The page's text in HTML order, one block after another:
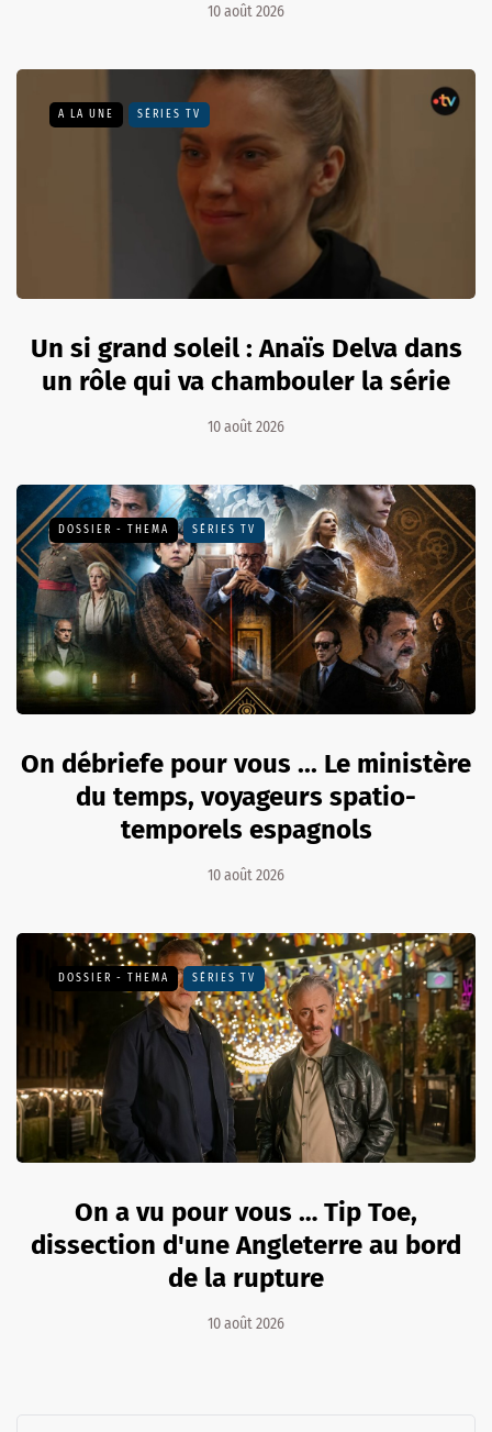
10 août 2026
A LA UNE SÉRIES TV
Un si grand soleil : Anaïs Delva dans
un rôle qui va chambouler la série
10 août 2026
DOSSIER - THEMA SÉRIES TV
On débriefe pour vous ... Le ministère
du temps, voyageurs spatio-
temporels espagnols
10 août 2026
DOSSIER - THEMA SÉRIES TV
On a vu pour vous … Tip Toe,
dissection d'une Angleterre au bord
de la rupture
10 août 2026